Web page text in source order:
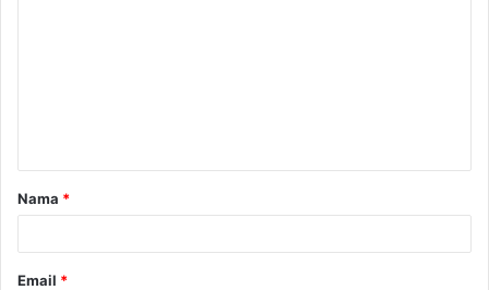
a
r
Nama *
Email *